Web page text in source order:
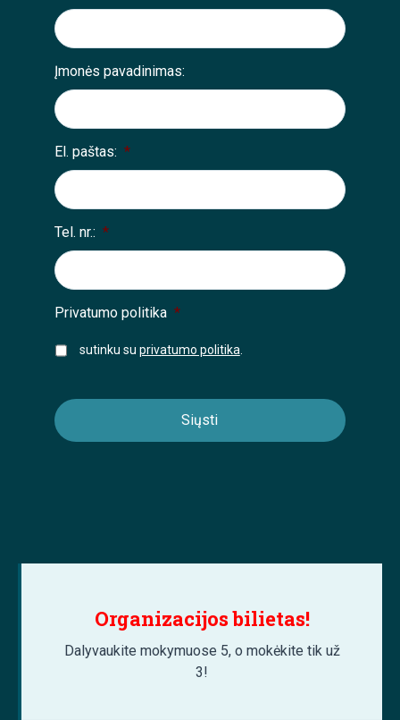
Įmonės pavadinimas:
El. paštas: *
Tel. nr.: *
Privatumo politika *
sutinku su privatumo politika
Organizacijos bilietas!
Dalyvaukite mokymuose 5, o mokėkite tik už
3!